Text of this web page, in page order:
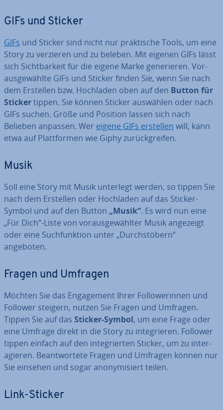
GIFs und Sticker
GIFs und Sticker sind nicht nur prak­ti­sche Tools, um eine
Story zu verzieren und zu beleben. Mit eigenen GIFs lässt
sich Sicht­bar­keit für die eigene Marke ge­ne­rie­ren. Vor­
ausge­wähl­te GIFs und Sticker finden Sie, wenn Sie nach
dem Erstellen bzw. Hochladen oben auf den Button für
Stickertippen. Sie können Sticker auswählen oder nach
GIFs suchen. Größe und Position lassen sich nach
Belieben anpassen. Wer eigene GIFs erstellen will, kann
etwa auf Platt­for­men wie Giphy zu­rück­grei­fen.
Musik
Soll eine Story mit Musik unterlegt werden, so tippen Sie
nach dem Erstellen oder Hochladen auf das Sticker-
Symbol und auf den Button „Musik“. Es wird nun eine
„Für Dich“-Liste von vor­ausge­wähl­ter Musik angezeigt
oder eine Such­funk­ti­on unter „Durch­stö­bern“
angeboten.
Fragen und Umfragen
Möchten Sie das En­ga­ge­ment Ihrer Fol­lo­we­rin­nen und
Follower steigern, nutzen Sie Fragen und Umfragen.
Tippen Sie auf das Sticker-Symbol, um eine Frage oder
eine Umfrage direkt in die Story zu in­te­grie­ren. Follower
tippen einfach auf den in­te­grier­ten Sticker, um zu in­ter­
agie­ren. Be­ant­wor­te­te Fragen und Umfragen können nur
Sie einsehen und sogar an­ony­mi­siert teilen.
Link-Sticker